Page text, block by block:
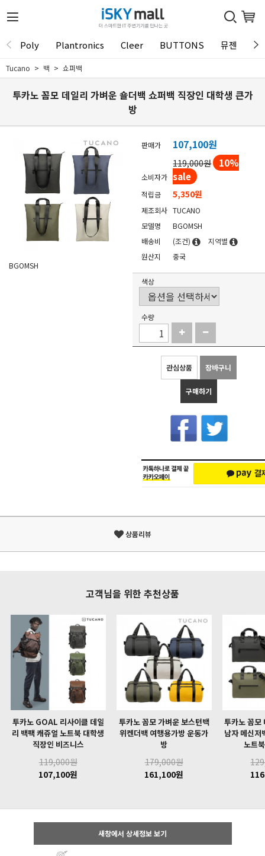
Poly Plantronics Cleer BUTTONS 뮤젠
Tucano 백 쇼퍼백
투카노 꼼모 데일리 가벼운 숄더백 쇼퍼백 직장인 대학생 큰가
방
BGOMSH
판매가 107,100원
소비자가
119,000원 10%
sale
적립금 5,350원
제조회사 TUCANO
모델명
BGOMSH
배송비
(조건)
지역별
원산지
중국
색상
수량
관심상품 장바구니
구매하기
상품리뷰
고객님을 위한 추천상품
투카노 GOAL 리사이클 데일
리 백팩 캐쥬얼 노트북 대학생
직장인 비즈니스
119,000원
107,100원
투카노 꼼모 가벼운 보스턴백
위켄더백 여행용가방 운동가
방
179,000원
161,100원
투카노 꼼모
남자 메신저
노트
새창에서 상세정보 보기